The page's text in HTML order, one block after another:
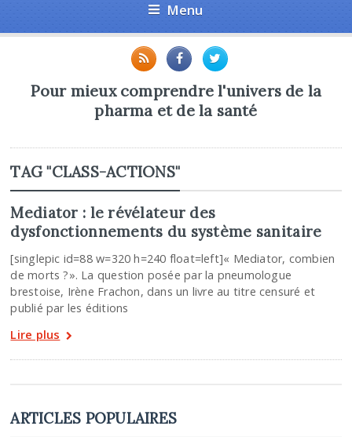
Menu
Pour mieux comprendre l'univers de la
pharma et de la santé
TAG "CLASS-ACTIONS"
Mediator : le révélateur des
dysfonctionnements du système sanitaire
[singlepic id=88 w=320 h=240 float=left]« Mediator, combien
de morts ?». La question posée par la pneumologue
brestoise, Irène Frachon, dans un livre au titre censuré et
publié par les éditions
Lire plus
ARTICLES POPULAIRES